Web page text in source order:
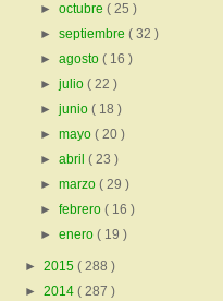
►octubre( 25 )
►septiembre( 32 )
►agosto( 16 )
►julio( 22 )
►junio( 18 )
►mayo( 20 )
►abril( 23 )
►marzo( 29 )
►febrero( 16 )
►enero( 19 )
► 2015 ( 288 )
► 2014 ( 287 )